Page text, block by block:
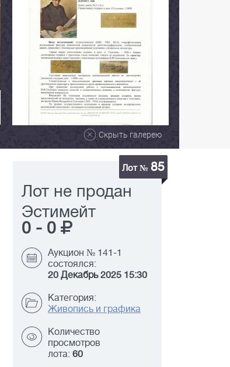
Скрыть галерею
Лот № 85
Лот не продан
Эстимейт
0 - 0
Аукцион № 141-1
состоялся:
20 Декабрь 2025 15:30
Категория:
Живопись и графика
Количество
просмотров
лота: 60